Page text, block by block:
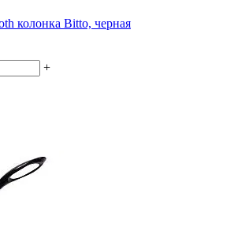
колонка Bitto, черная
+